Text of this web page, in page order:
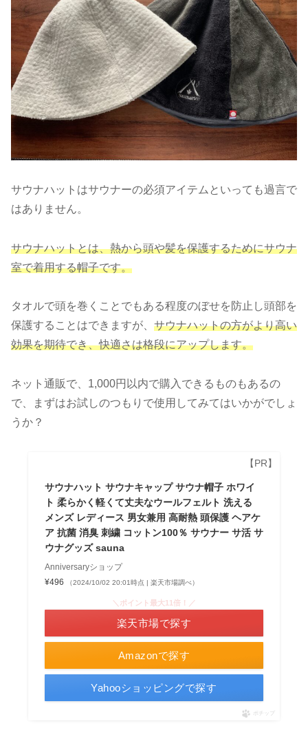
サウナハットはサウナーの必須アイテムといっても過言で
はありません。
サウナハットとは、熱から頭や髪を保護するためにサウナ
室で着用する帽子です。
タオルで頭を巻くことでもある程度のぼせを防止し頭部を
保護することはできますが、 サウナハットの方がより高い
効果を期待でき、快適さは格段にアップします。
ネット通販で、1,000円以内で購入できるものもあるの
で、まずはお試しのつもりで使用してみてはいかがでしょ
うか？
サウナハット サウナキャップ サウナ帽子 ホワイ
ト 柔らかく軽くて丈夫なウールフェルト 洗える
メンズ レディース 男女兼用 高耐熱 頭保護 ヘアケ
ア 抗菌 消臭 刺繍 コットン100％ サウナー サ活 サ
ウナグッズ sauna
Anniversaryショップ
¥496
（2024/10/02 20:01時点 | 楽天市場調べ）
Amazonで探す
＼ポイント最大11倍！／
楽天市場で探す
Yahooショッピングで探す
ポチップ